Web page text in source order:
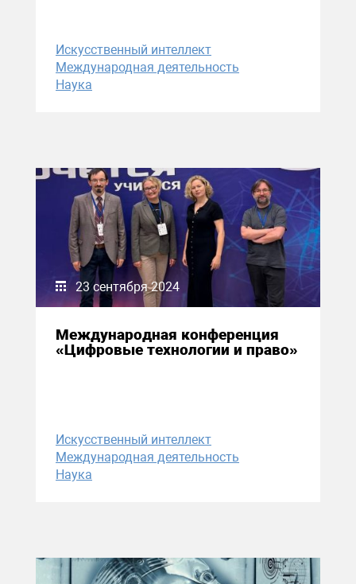
Искусственный интеллект
Международная деятельность
Наука
23 сентября 2024
Международная конференция
«Цифровые технологии и право»
Искусственный интеллект
Международная деятельность
Наука